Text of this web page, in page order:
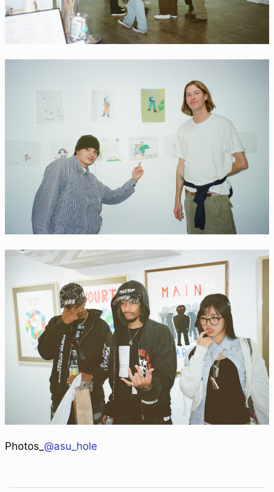
Photos_ @asu_hole